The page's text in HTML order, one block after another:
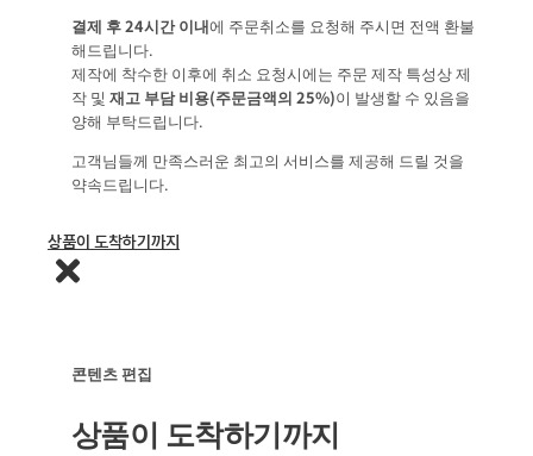
결제 후 24시간 이내에 주문취소를 요청해 주시면 전액 환불
해드립니다.
제작에 착수한 이후에 취소 요청시에는 주문 제작 특성상 제
작 및 재고 부담 비용(주문금액의 25%)이 발생할 수 있음을
양해 부탁드립니다.
고객님들께 만족스러운 최고의 서비스를 제공해 드릴 것을
약속드립니다.
상품이 도착하기까지
콘텐츠 편집
상품이 도착하기까지